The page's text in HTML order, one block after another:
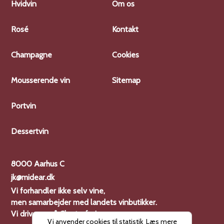
Hvidvin
Rosé
Champagne
Mousserende vin
Portvin
Dessertvin
Om os
Kontakt
Cookies
Sitemap
8000 Aarhus C
jk@midear.dk
Vi forhandler ikke selv vine,
men samarbejder med landets vinbutikker.
Vi driver også Charterferien
Vi anvender cookies til statistik Læs mere